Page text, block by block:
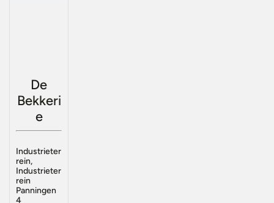
De
Bekkeri
e
Industrieter
rein,
Industrieter
rein
Panningen
4